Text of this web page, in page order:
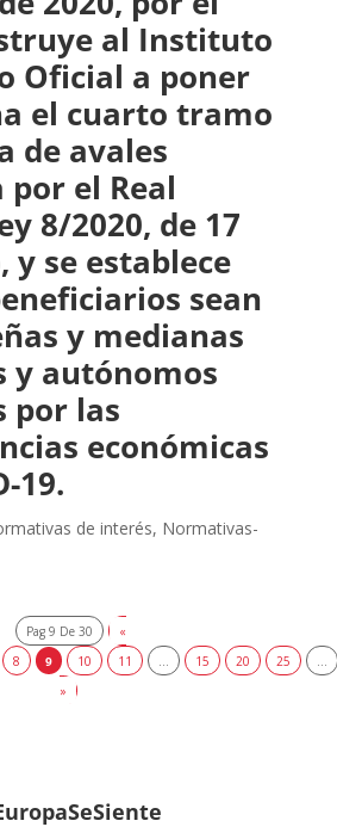
al Instituto
Oficial a poner
el cuarto tramo
de avales
el Real
8/2020, de 17
y se establece
sean
y medianas
y autónomos
por las
económicas
19.
de interés, Normativas-
Pag 9 De 30
«
8 9 10 11 15 20 25
»